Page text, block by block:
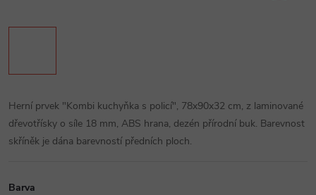
Herní prvek "Kombi kuchyňka s policí", 78x90x32 cm, z laminované
dřevotřísky o síle 18 mm, ABS hrana, dezén přírodní buk. Barevnost
skříněk je dána barevností předních ploch.
Barva